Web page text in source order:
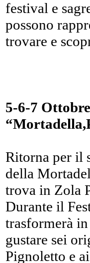
festival e
possono
trovare e
5-6-7
Ritorna per il
della
trova in Zola
Durante il
trasformerà
gustare sei
Pignoletto e